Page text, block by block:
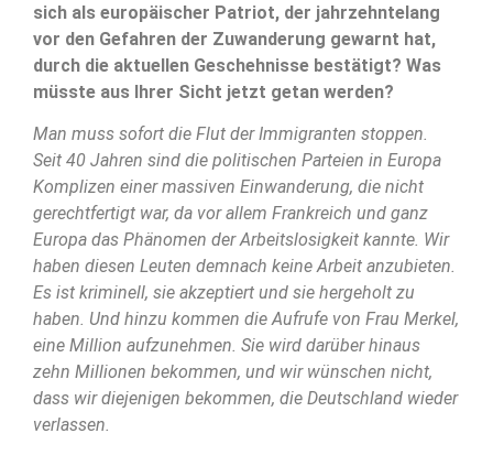
sich als europäischer Patriot, der jahrzehntelang
vor den Gefahren der Zuwanderung gewarnt hat,
durch die aktuellen Geschehnisse bestätigt? Was
müsste aus Ihrer Sicht jetzt getan werden?
Man muss sofort die Flut der Immigranten stoppen.
Seit 40 Jahren sind die politischen Parteien in Europa
Komplizen einer massiven Einwanderung, die nicht
gerechtfertigt war, da vor allem Frankreich und ganz
Europa das Phänomen der Arbeitslosigkeit kannte. Wir
haben diesen Leuten demnach keine Arbeit anzubieten.
Es ist kriminell, sie akzeptiert und sie hergeholt zu
haben. Und hinzu kommen die Aufrufe von Frau Merkel,
eine Million aufzunehmen. Sie wird darüber hinaus
zehn Millionen bekommen, und wir wünschen nicht,
dass wir diejenigen bekommen, die Deutschland wieder
verlassen.